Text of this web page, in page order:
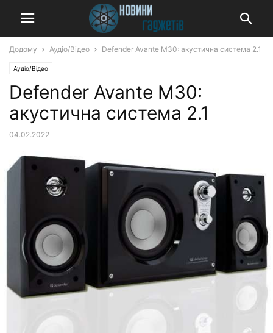
Додому Аудіо/Відео Defender Avante M30: акустична система 2.1
Аудіо/Відео
Defender Avante M30:
акустична система 2.1
04.02.2022